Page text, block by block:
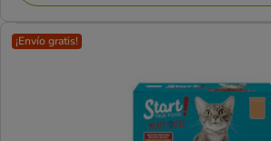
¡Envío gratis!